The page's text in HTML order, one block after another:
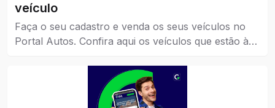
veículo
Faça o seu cadastro e venda os seus veículos no
Portal Autos. Confira aqui os veículos que estão à